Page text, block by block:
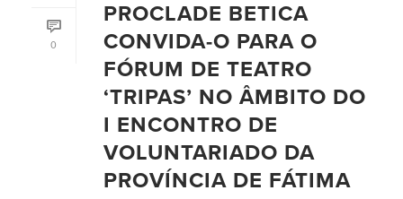
0
PROCLADE BETICA
CONVIDA-O PARA O
FÓRUM DE TEATRO
‘TRIPAS’ NO ÂMBITO DO
I ENCONTRO DE
VOLUNTARIADO DA
PROVÍNCIA DE FÁTIMA